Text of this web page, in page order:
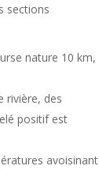
sections
nature 10 km,
rivière, des
positif est
avoisinant